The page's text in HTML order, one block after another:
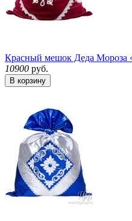
Красный мешок Деда Мороза
10900 руб.
В корзину